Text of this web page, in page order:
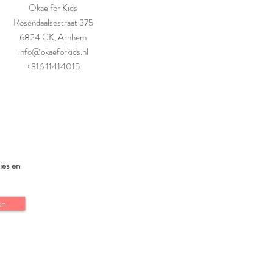
Okae for Kids
Rosendaalsestraat 375
6824 CK, Arnhem
info@okaeforkids.nl
+316 11414015
en